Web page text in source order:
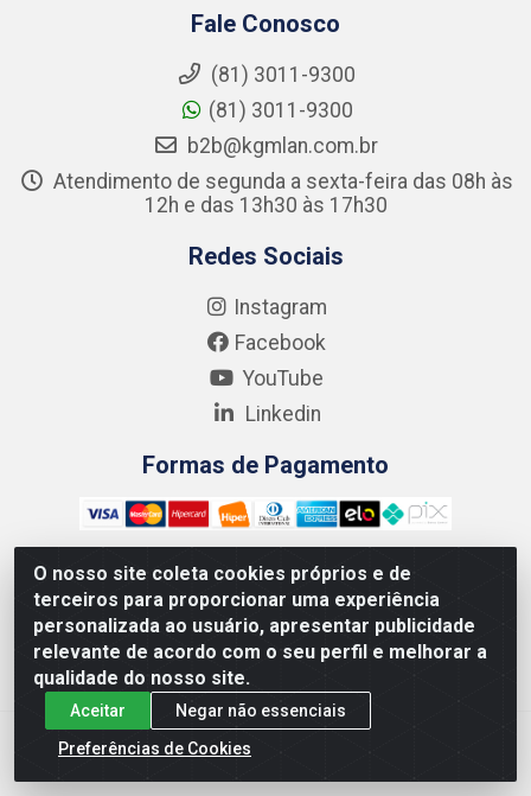
O nosso site coleta cookies próprios e de
terceiros para proporcionar uma experiência
personalizada ao usuário, apresentar publicidade
relevante de acordo com o seu perfil e melhorar a
qualidade do nosso site.
Aceitar
Negar não essenciais
Preferências de Cookies
Fale Conosco
(81) 3011-9300
(81) 3011-9300
b2b@kgmlan.com.br
Atendimento de segunda a sexta-feira das 08h às
12h e das 13h30 às 17h30
Redes Sociais
Instagram
Facebook
YouTube
Linkedin
Formas de Pagamento
Kgmlan Distribuidora LTDA - CNPJ 18.217.682/0001-54 - Rua
Pedro de Barros Cavalcante, 58 - Bultrins, Olinda/PE - CEP
53320-110